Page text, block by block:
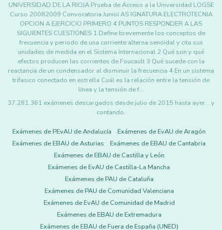
UNIVERSIDAD DE LA RIOJA Prueba de Acceso a la Universidad LOGSE
Curso 20082009 Convocatoria Junioí AS IGNATURA ELECTROTECNIA
OPCION A EJERCICIO PRIMERO 4 PUNTOS RESPONDER A LAS
SIGUIENTES CUESTIONES 1 Define brevemente los conceptos de
frecuencia y periodo de una corriente alterna senoidal y cita sus
unidades de medida en el Sistema Internacional 2 Qué son y qué
efectos producen las corrientes de Foucault 3 Qué sucede con la
reactancia de un condensador al disminuir la frecuencia 4 En un sistema
trifasico conectado en estrella Cuál es la relación entre la tensión de
línea y la tensión de f…
37.281.361 exámenes descargados desde julio de 2015 hasta ayer... y
contando.
Exámenes de PEvAU de Andalucía
Exámenes de EvAU de Aragón
Exámenes de EBAU de Asturias
Exámenes de EBAU de Cantabria
Exámenes de EBAU de Castilla y León
Exámenes de EvAU de Castilla-La Mancha
Exámenes de PAU de Cataluña
Exámenes de PAU de Comunidad Valenciana
Exámenes de EvAU de Comunidad de Madrid
Exámenes de EBAU de Extremadura
Exámenes de EBAU de Fuera de España (UNED)